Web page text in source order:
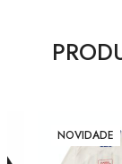
NOVIDADE